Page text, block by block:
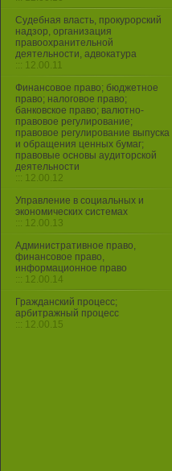
Судебная власть, прокурорский
надзор, организация
правоохранительной
деятельности, адвокатура
::: 12.00.11
Финансовое право; бюджетное
право; налоговое право;
банковское право; валютно-
правовое регулирование;
правовое регулирование выпуска
и обращения ценных бумаг;
правовые основы аудиторской
деятельности
::: 12.00.12
Управление в социальных и
экономических системах
::: 12.00.13
Административное право,
финансовое право,
информационное право
::: 12.00.14
Гражданский процесс;
арбитражный процесс
::: 12.00.15